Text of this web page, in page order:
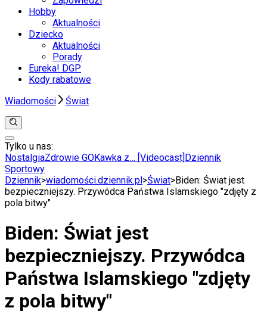
Hobby
Aktualności
Dziecko
Aktualności
Porady
Eureka! DGP
Kody rabatowe
Wiadomości
Świat
Anuluj
Wiadomości
Świat
Polityka
Gospodarka
Aktualności
Emerytury
Finanse
Podatki
Twoje finanse
Finanse
Tylko u nas:
NostalgiaZdrowie GOKawka z… [Videocast] Dziennik
Sportowy
Dziennik>wiadomości.dziennik.pl >Świat>Biden: Świat jest
bezpieczniejszy. Przywódca Państwa Islamskiego "zdjęty z
pola bitwy"
Biden: Świat jest
bezpieczniejszy. Przywódca
Państwa Islamskiego "zdjęty
z pola bitwy"